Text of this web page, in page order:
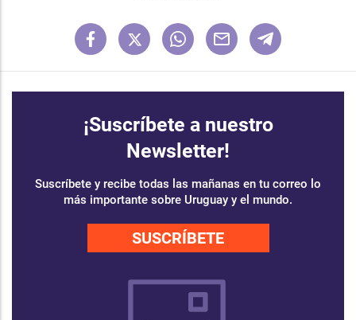
¡Suscríbete a nuestro
Newsletter!
Suscríbete y recibe todas las mañanas en tu correo lo
más importante sobre Uruguay y el mundo.
SUSCRÍBETE